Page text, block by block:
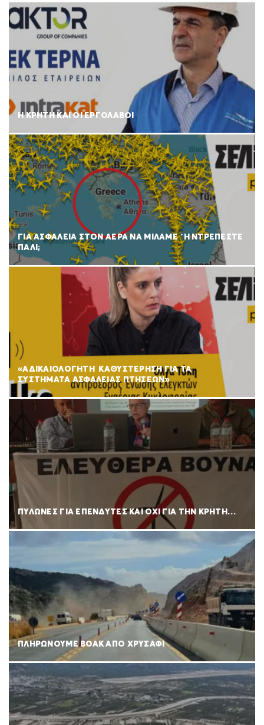
Η ΚΡΗΤΗ ΚΑΙ ΟΙ ΕΡΓΟΛΑΒΟΙ
ΓΙΑ ΑΣΦΑΛΕΙΑ ΣΤΟΝ ΑΕΡΑ ΝΑ ΜΙΛΑΜΕ ΄Η ΝΤΡΕΠΕΣΤΕ
ΠΑΛΙ;
«ΑΔΙΚΑΙΟΛΟΓΗΤΗ ΚΑΘΥΣΤΕΡΗΣΗ ΓΙΑ ΤΑ
ΣΥΣΤΗΜΑΤΑ ΑΣΦΑΛΕΙΑΣ ΠΤΗΣΕΩΝ»
ΠΥΛΩΝΕΣ ΓΙΑ ΕΠΕΝΔΥΤΕΣ ΚΑΙ ΟΧΙ ΓΙΑ ΤΗΝ ΚΡΗΤΗ…
ΠΛΗΡΩΝΟΥΜΕ ΒΟΑΚ ΑΠΟ ΧΡΥΣΑΦΙ